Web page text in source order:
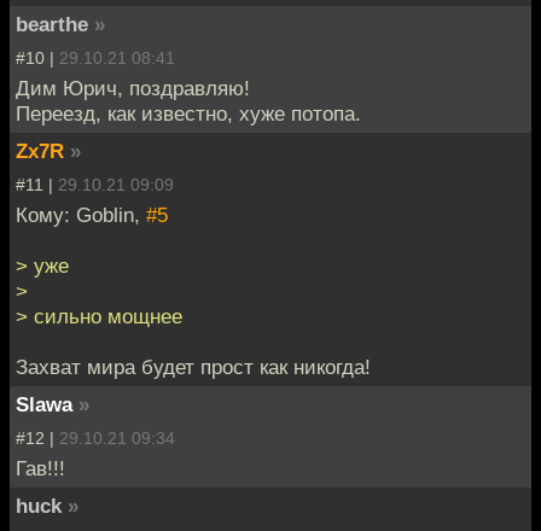
bearthe »
#10 | 29.10.21 08:41
Дим Юрич, поздравляю!
Переезд, как известно, хуже потопа.
Zx7R »
#11 | 29.10.21 09:09
Кому: Goblin, #5
> уже
>
> сильно мощнее
Захват мира будет прост как никогда!
Slawa »
#12 | 29.10.21 09:34
Гав!!!
huck »